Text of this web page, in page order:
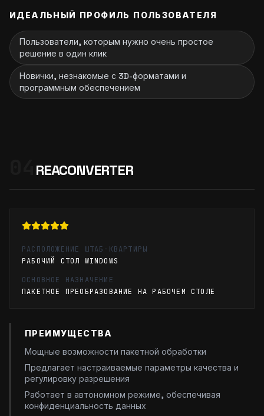
ИДЕАЛЬНЫЙ ПРОФИЛЬ ПОЛЬЗОВАТЕЛЯ
Пользователи, которым нужно очень простое
решение в один клик
Новички, незнакомые с 3D-форматами и
программным обеспечением
REACONVERTER
РАСПОЛОЖЕНИЕ ШТАБ-КВАРТИРЫ
РАБОЧИЙ СТОЛ WINDOWS
ОСНОВНОЕ НАЗНАЧЕНИЕ
ПАКЕТНОЕ ПРЕОБРАЗОВАНИЕ НА РАБОЧЕМ СТОЛЕ
ПРЕИМУЩЕСТВА
Мощные возможности пакетной обработки
Предлагает настраиваемые параметры качества и
регулировку разрешения
Работает в автономном режиме, обеспечивая
конфиденциальность данных